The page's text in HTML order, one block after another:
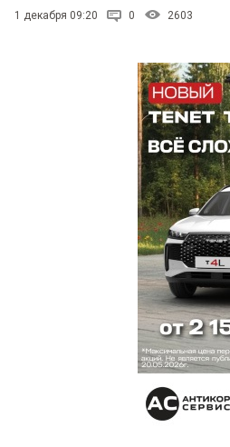
1 декабря 09:20 0 2603